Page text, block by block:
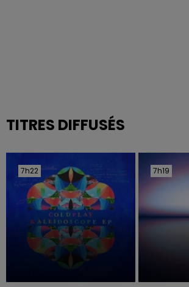
TITRES DIFFUSÉS
7h22
7h22 7h19
7h19